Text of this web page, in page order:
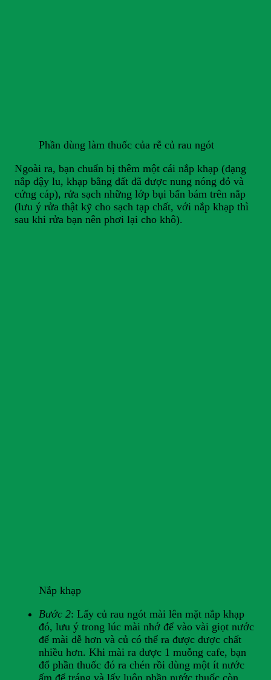
Phần dùng làm thuốc của rễ củ rau ngót
Ngoài ra, bạn chuẩn bị thêm một cái nắp khạp (dạng
nắp đậy lu, khạp bằng đất đã được nung nóng đỏ và
cứng cáp), rửa sạch những lớp bụi bẩn bám trên nắp
(lưu ý rửa thật kỹ cho sạch tạp chất, với nắp khạp thì
sau khi rửa bạn nên phơi lại cho khô).
Nắp khạp
Bước 2: Lấy củ rau ngót mài lên mặt nắp khạp
đó, lưu ý trong lúc mài nhớ để vào vài giọt nước
để mài dễ hơn và củ có thể ra được dược chất
nhiều hơn. Khi mài ra được 1 muỗng cafe, bạn
đổ phần thuốc đó ra chén rồi dùng một ít nước
ấm để tráng và lấy luôn phần nước thuốc còn